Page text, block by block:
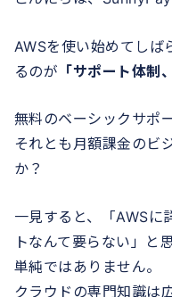
AWSを使い始めてしば
るのが 「サポート体制
無料のベーシックサポ
それとも月額課金のビ
か？
一見すると、「AWSに
トなんて要らない」と
単純ではありません。
クラウドの専門知識は